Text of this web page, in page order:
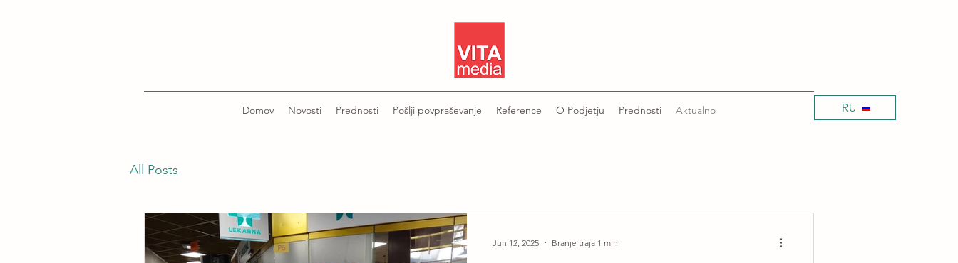
Domov Novosti Prednosti Pošlji povpraševanje Reference O Podjetju Prednosti Aktualno RU
All Posts
Jun 12, 2025 Branje traja 1 min